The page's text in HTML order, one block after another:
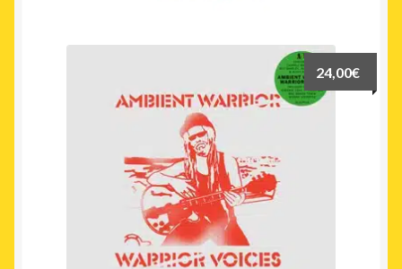
24,00€